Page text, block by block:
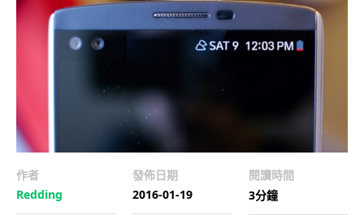
作者
Redding
發佈日期
2016-01-19
閱讀時間
3分鐘